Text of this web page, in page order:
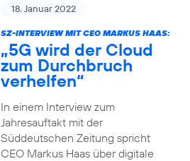
18. Januar 2022
SZ-INTERVIEW MIT CEO MARKUS HAAS:
„5G wird der Cloud
zum Durchbruch
verhelfen“
In einem Interview zum
Jahresauftakt mit der
Süddeutschen Zeitung spricht
CEO Markus Haas über digitale